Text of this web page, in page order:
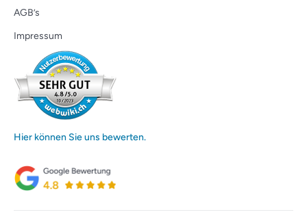
AGB’s
Impressum
Hier können Sie uns bewerten.